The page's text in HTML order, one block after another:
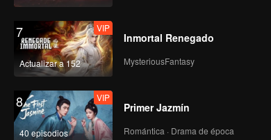
7
Actualizar a 152
VIP
Inmortal Renegado
MysteriousFantasy
8
40 episodios
VIP
Primer Jazmín
Romántica · Drama de época